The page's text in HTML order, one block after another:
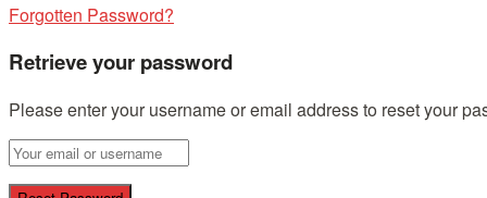
Forgotten Password?
Retrieve your password
Please enter your username or email address to reset your